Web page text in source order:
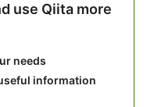
use Qiita more
needs
information